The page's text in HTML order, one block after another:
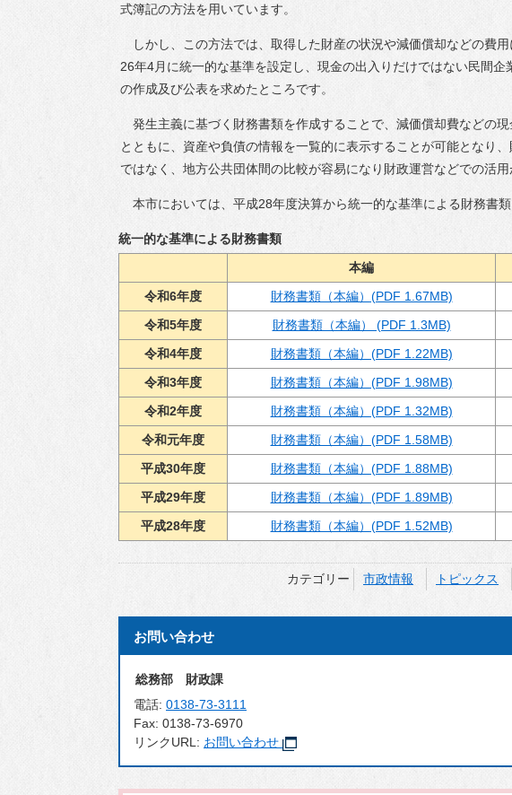
ごみ・リサイクル
環境・衛生
公共交通
住まい・建築・河
川・道路
上下水道
情報化推進
み
物価高騰等対策生
活支援事業
式簿記の方法を用いています。
しかし、この方法では、取得した財産の状況や減価償却などの費
26年4月に統一的な基準を設定し、現金の出入りだけではない民間
の作成及び公表を求めたところです。
発生主義に基づく財務書類を作成することで、減価償却費などの
とともに、資産や負債の情報を一覧的に表示することが可能となり
ではなく、地方公共団体間の比較が容易になり財政運営などでの活用
本市においては、平成28年度決算から統一的な基準による財務書類
統一的な基準による財務書類
本編
令和6年度
財務書類（本編）(PDF 1.67MB)
令和5年度
財務書類（本編） (PDF 1.3MB)
令和4年度
財務書類（本編）(PDF 1.22MB)
令和3年度
財務書類（本編）(PDF 1.98MB)
令和2年度
財務書類（本編）(PDF 1.32MB)
令和元年度
財務書類（本編）(PDF 1.58MB)
平成30年度
財務書類（本編）(PDF 1.88MB)
平成29年度
財務書類（本編）(PDF 1.89MB)
平成28年度
財務書類（本編）(PDF 1.52MB)
カテゴリー 市政情報 トピックス
お問い合わせ
総務部 財政課
電話: 0138-73-3111
Fax: 0138-73-6970
リンクURL: お問い合わせ